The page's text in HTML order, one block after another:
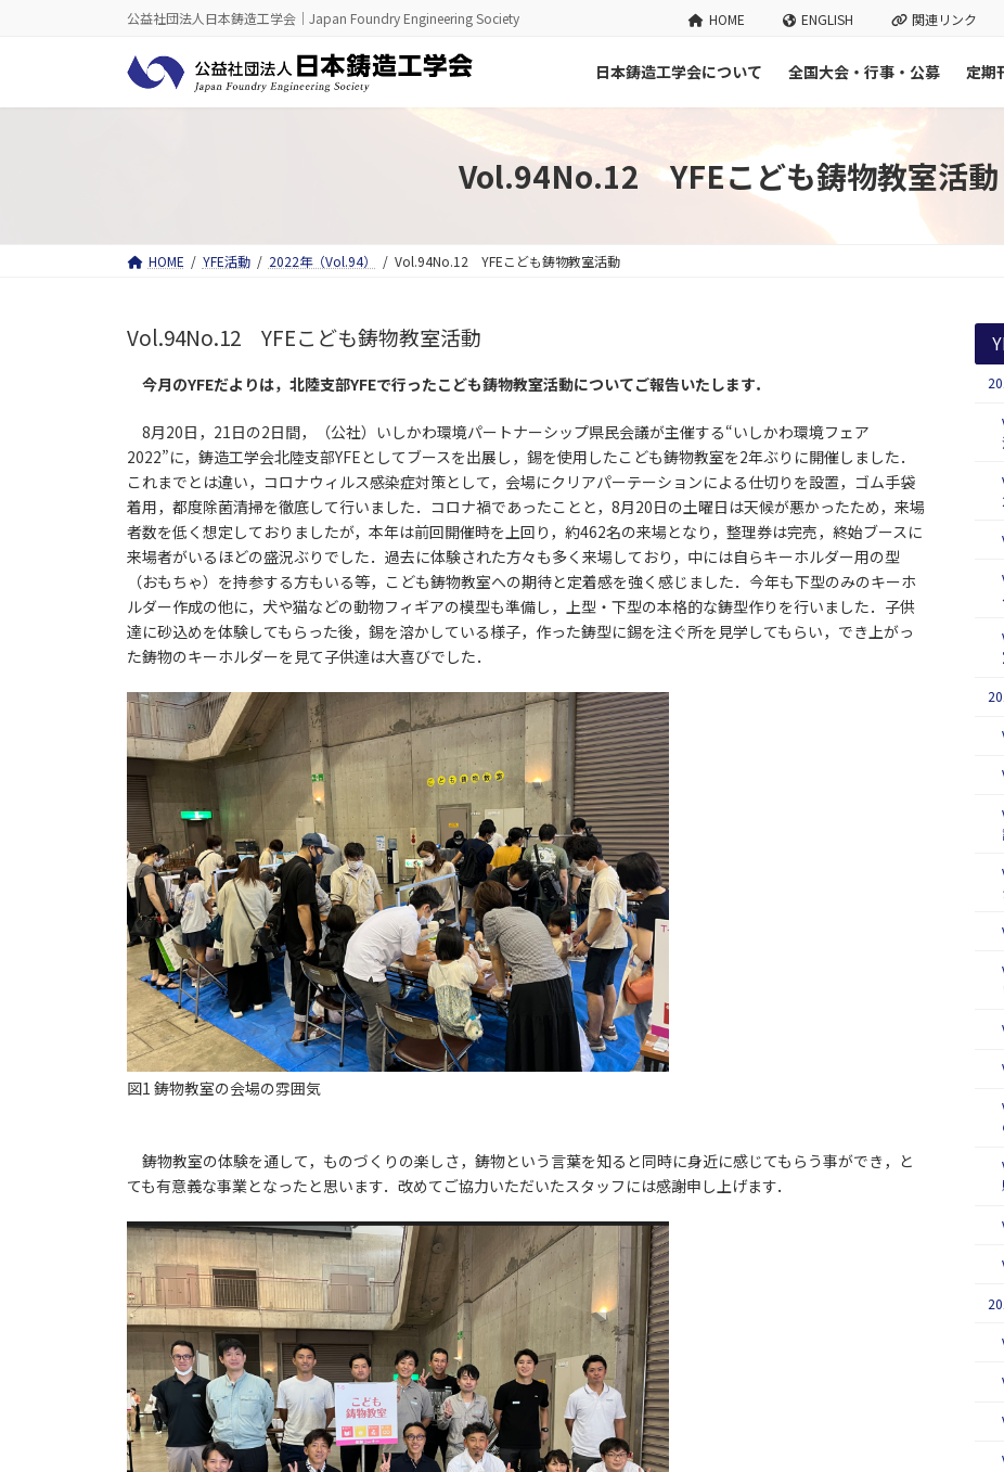
公益社団法人日本鋳造工学会｜Japan Foundry Engineering Society HOME ENGLISH 関連リンク
日本鋳造工学会について 全国大会・行事・公募 定期
Vol.94No.12 YFEこども鋳物教室活動
HOME YFE活動 2022年（Vol.94） Vol.94No.12 YFEこども鋳物教室活動
Vol.94No.12 YFEこども鋳物教室活動
今月のYFEだよりは，北陸支部YFEで行ったこども鋳物教室活動についてご報告いたします．
8月20日，21日の2日間，（公社）いしかわ環境パートナーシップ県民会議が主催する“いしかわ環境フェア
2022”に，鋳造工学会北陸支部YFEとしてブースを出展し，錫を使用したこども鋳物教室を2年ぶりに開催しました．
これまでとは違い，コロナウィルス感染症対策として，会場にクリアパーテーションによる仕切りを設置，ゴム手袋
着用，都度除菌清掃を徹底して行いました．コロナ禍であったことと，8月20日の土曜日は天候が悪かったため，来場
者数を低く想定しておりましたが，本年は前回開催時を上回り，約462名の来場となり，整理券は完売，終始ブースに
来場者がいるほどの盛況ぶりでした．過去に体験された方々も多く来場しており，中には自らキーホルダー用の型
（おもちゃ）を持参する方もいる等，こども鋳物教室への期待と定着感を強く感じました．今年も下型のみのキーホ
ルダー作成の他に，犬や猫などの動物フィギアの模型も準備し，上型・下型の本格的な鋳型作りを行いました．子供
達に砂込めを体験してもらった後，錫を溶かしている様子，作った鋳型に錫を注ぐ所を見学してもらい，でき上がっ
た鋳物のキーホルダーを見て子供達は大喜びでした．
図1 鋳物教室の会場の雰囲気
鋳物教室の体験を通して，ものづくりの楽しさ，鋳物という言葉を知ると同時に身近に感じてもらう事ができ，と
ても有意義な事業となったと思います．改めてご協力いただいたスタッフには感謝申し上げます．